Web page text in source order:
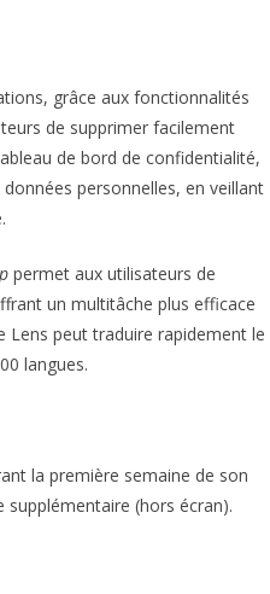
grâce aux fonctionnalités
de supprimer facilement
de bord de confidentialité,
personnelles, en veillant
permet aux utilisateurs de
un multitâche plus efficace
Lens peut traduire rapidement le
langues.
la première semaine de son
(hors écran).